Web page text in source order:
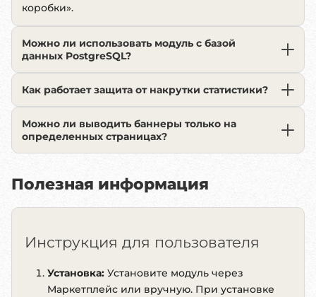
коробки».
Можно ли использовать модуль с базой
данных PostgreSQL?
Как работает защита от накрутки статистики?
Можно ли выводить баннеры только на
определенных страницах?
Полезная информация
Инструкция для пользователя
Установка: Установите модуль через
Маркетплейс или вручную. При установке